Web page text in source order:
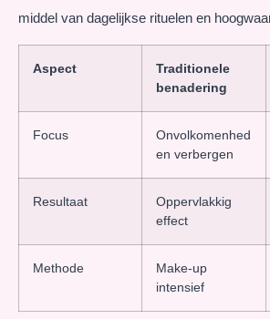
middel van dagelijkse rituelen en
Aspect
Traditionele
benadering
Focus
Onvolkomenhed
en verbergen
Resultaat
Oppervlakkig
effect
Methode
Make-up
intensief